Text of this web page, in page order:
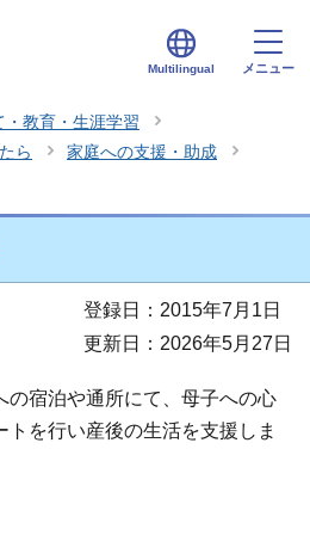
Multilingual メニュー
・教育・生涯学習
ら
家庭への支援・助成
登録日：2015年7月1日
更新日：2026年5月27日
の宿泊や通所にて、母子への心
を行い産後の生活を支援しま